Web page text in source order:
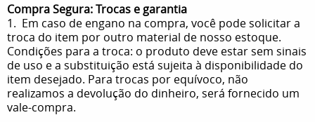
Compra Segura: Trocas e garantia
1. Em caso de engano na compra, você pode solicitar a
troca do item por outro material de nosso estoque.
Condições para a troca: o produto deve estar sem sinais
de uso e a substituição está sujeita à disponibilidade do
item desejado. Para trocas por equívoco, não
realizamos a devolução do dinheiro, será fornecido um
vale-compra.